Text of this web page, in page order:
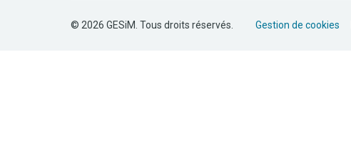
© 2026 GESiM. Tous droits réservés. Gestion de cookies